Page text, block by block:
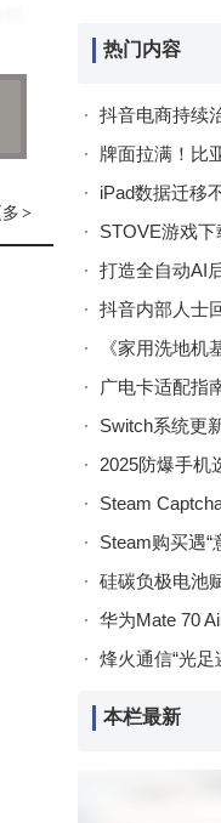
>
热门内容
抖音电商持续治理虚假宣
牌面拉满！比
iPad数据迁移不用愁
STOVE游戏下载卡顿
打造全自动AI后期链
抖音内部人士回应：
《家用洗地机基站安
广电卡适配指南：
Switch系统更新全攻
2025防爆手机选购指
Steam Captcha验证
Steam购买遇“意外
硅碳负极电池赋能智能
华为Mate 70 Air现身电
烽火通信“光足迹”赋能巴
本栏最新